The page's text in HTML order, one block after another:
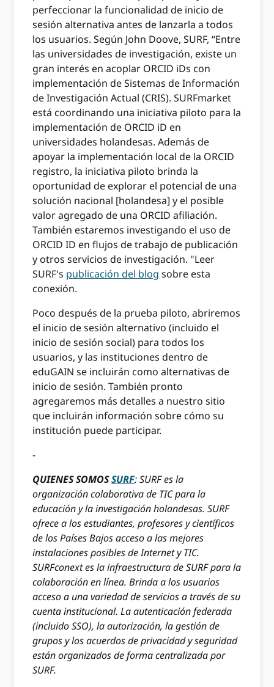
perfeccionar la funcionalidad de inicio de
sesión alternativa antes de lanzarla a todos
los usuarios. Según John Doove, SURF, “Entre
las universidades de investigación, existe un
gran interés en acoplar ORCID iDs con
implementación de Sistemas de Información
de Investigación Actual (CRIS). SURFmarket
está coordinando una iniciativa piloto para la
implementación de ORCID iD en
universidades holandesas. Además de
apoyar la implementación local de la ORCID
registro, la iniciativa piloto brinda la
oportunidad de explorar el potencial de una
solución nacional [holandesa] y el posible
valor agregado de una ORCID afiliación.
También estaremos investigando el uso de
ORCID ID en flujos de trabajo de publicación
y otros servicios de investigación. "Leer
SURF's publicación del blog sobre esta
conexión.
Poco después de la prueba piloto, abriremos
el inicio de sesión alternativo (incluido el
inicio de sesión social) para todos los
usuarios, y las instituciones dentro de
eduGAIN se incluirán como alternativas de
inicio de sesión. También pronto
agregaremos más detalles a nuestro sitio
que incluirán información sobre cómo su
institución puede participar.
-
QUIENES SOMOSSURF: SURF es la
organización colaborativa de TIC para la
educación y la investigación holandesas. SURF
ofrece a los estudiantes, profesores y científicos
de los Países Bajos acceso a las mejores
instalaciones posibles de Internet y TIC.
SURFconext es la infraestructura de SURF para la
colaboración en línea. Brinda a los usuarios
acceso a una variedad de servicios a través de su
cuenta institucional. La autenticación federada
(incluido SSO), la autorización, la gestión de
grupos y los acuerdos de privacidad y seguridad
están organizados de forma centralizada por
SURF.